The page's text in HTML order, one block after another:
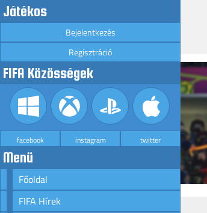
Játékos
Bejelentkezés
Regisztráció
FIFA Közösségek
facebook instagram twitter
Menü
Főoldal
FIFA Hírek